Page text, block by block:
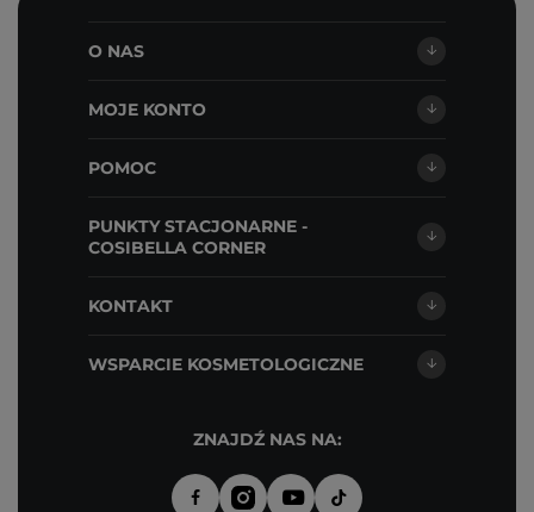
O NAS
MOJE KONTO
POMOC
PUNKTY STACJONARNE -
COSIBELLA CORNER
KONTAKT
WSPARCIE KOSMETOLOGICZNE
ZNAJDŹ NAS NA: